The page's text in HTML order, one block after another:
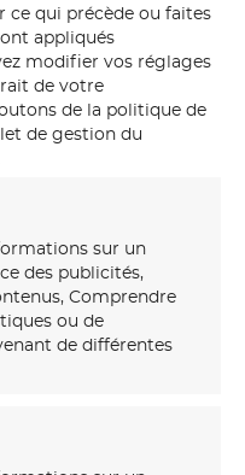
ce qui précède ou faites
appliqués
modifier vos réglages
de votre
de la politique de
de gestion du
sur un
des publicités,
Comprendre
ou de
de différentes